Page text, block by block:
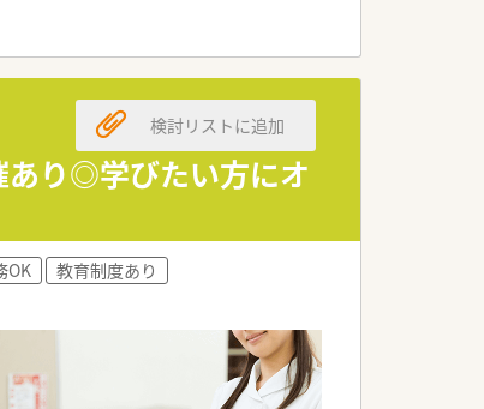
る老舗の企業です。
やすい温かい社風です。
魅力的な法人です。
で業務を行っています。
体制が構築されています。
できる職場環境です。
あり◎学びたい方にオ
検討リストに追加
OK
教育制度あり